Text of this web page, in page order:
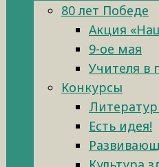
80 лет Победе
Акция
9-ое мая
Учителя в
Конкурсы
Есть идея!